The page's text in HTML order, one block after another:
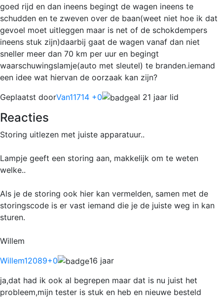
goed rijd en dan ineens begingt de wagen ineens te
schudden en te zweven over de baan(weet niet hoe ik dat
gevoel moet uitleggen maar is net of de schokdempers
ineens stuk zijn)daarbij gaat de wagen vanaf dan niet
sneller meer dan 70 km per uur en begingt
waarschuwingslamje(auto met sleutel) te branden.iemand
een idee wat hiervan de oorzaak kan zijn?
Geplaatst doorVan11714 +0 al 21 jaar lid
Reacties
Storing uitlezen met juiste apparatuur..
Lampje geeft een storing aan, makkelijk om te weten
welke..
Als je de storing ook hier kan vermelden, samen met de
storingscode is er vast iemand die je de juiste weg in kan
sturen.
Willem
Willem12089+0
16 jaar
ja,dat had ik ook al begrepen maar dat is nu juist het
probleem,mijn tester is stuk en heb en nieuwe besteld